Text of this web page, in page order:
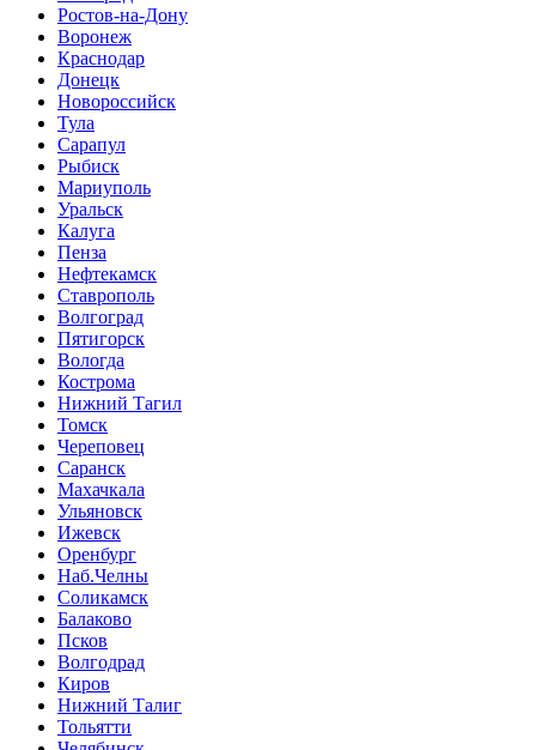
Ростов-на-Дону
Воронеж
Краснодар
Донецк
Новороссийск
Тула
Сарапул
Рыбиск
Мариуполь
Уральск
Калуга
Пенза
Нефтекамск
Ставрополь
Волгоград
Пятигорск
Вологда
Кострома
Нижний Тагил
Томск
Череповец
Саранск
Махачкала
Ульяновск
Ижевск
Оренбург
Наб.Челны
Соликамск
Балаково
Псков
Волгодрад
Киров
Нижний Талиг
Тольятти